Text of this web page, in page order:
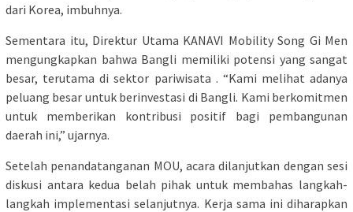
dari Korea, imbuhnya.
Sementara itu, Direktur Utama KANAVI Mobility Song Gi Men
mengungkapkan bahwa Bangli memiliki potensi yang sangat
besar, terutama di sektor pariwisata . “Kami melihat adanya
peluang besar untuk berinvestasi di Bangli. Kami berkomitmen
untuk memberikan kontribusi positif bagi pembangunan
daerah ini,” ujarnya.
Setelah penandatanganan MOU, acara dilanjutkan dengan sesi
diskusi antara kedua belah pihak untuk membahas langkah-
langkah implementasi selanjutnya. Kerja sama ini diharapkan